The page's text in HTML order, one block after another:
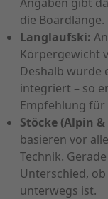
die Boardlänge.
Langlaufski:
Körpergewicht
Deshalb wurde
integriert – so
Empfehlung für
Stöcke (Alpin
basieren vor
Technik.
Unterschied,
unterwegs ist.